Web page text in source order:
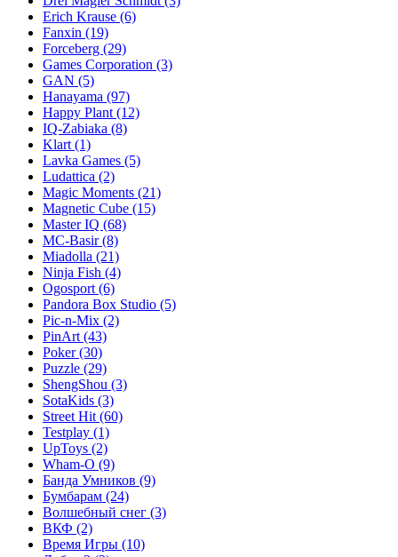
Erich Krause (6)
Fanxin (19)
Forceberg (29)
Games Corporation (3)
GAN (5)
Hanayama (97)
Happy Plant (12)
IQ-Zabiaka (8)
Klart (1)
Lavka Games (5)
Ludattica (2)
Magic Moments (21)
Magnetic Cube (15)
Master IQ (68)
MC-Basir(8)
Miadolla (21)
Ninja Fish (4)
Ogosport (6)
Pandora Box Studio (5)
Pic-n-Mix (2)
PinArt (43)
Poker(30)
Puzzle (29)
ShengShou (3)
SotaKids (3)
Street Hit (60)
Testplay (1)
UpToys (2)
Wham-O (9)
Банда Умников (9)
Бумбарам (24)
Волшебный снег (3)
ВКФ (2)
Время Игры (10)